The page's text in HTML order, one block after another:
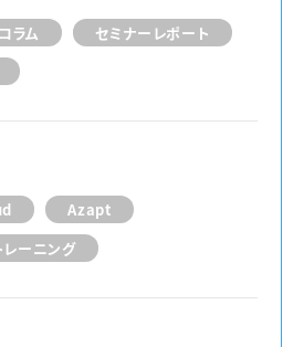
コラム
セミナーレポート
Azapt
レーニング